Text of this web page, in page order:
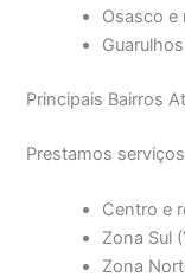
Osasco e
Principais Bairros
Prestamos
Centro e
Zona Sul
Zona